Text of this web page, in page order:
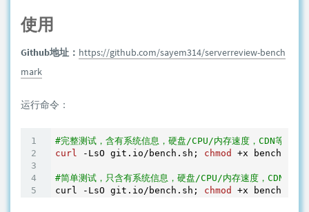
使用
Github地址： https://github.com/sayem314/serverreview-bench
mark
运行命令：
#完整测试，含有系统信息，硬盘/CPU/内存速度，CDN等各个
curl -LsO git.io/bench.sh; chmod +x bench.sh
#简单测试，只含有系统信息，硬盘/CPU/内存速度，CDN测速
curl -LsO git.io/bench.sh; chmod